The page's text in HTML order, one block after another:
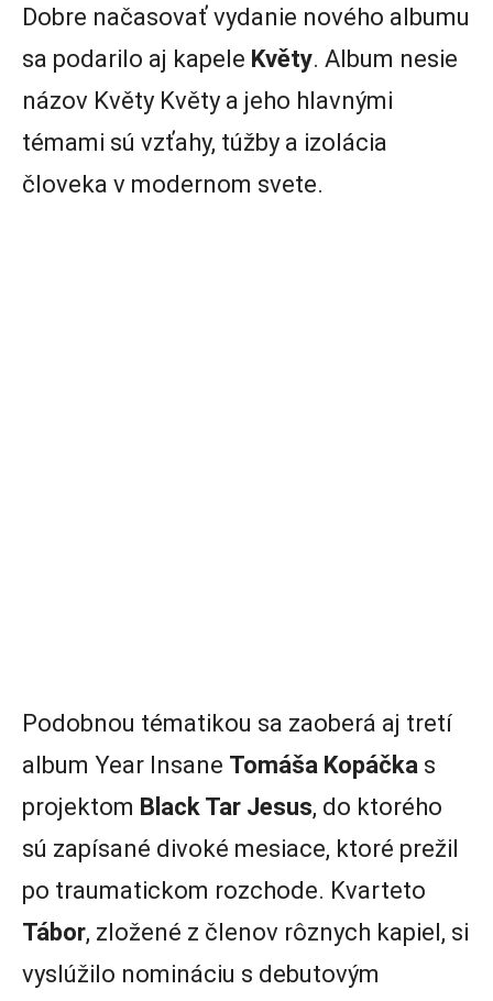
Dobre načasovať vydanie nového albumu
sa podarilo aj kapele Květy. Album nesie
názov Květy Květy a jeho hlavnými
témami sú vzťahy, túžby a izolácia
človeka v modernom svete.
Podobnou tématikou sa zaoberá aj tretí
album Year Insane Tomáša Kopáčka s
projektom Black Tar Jesus, do ktorého
sú zapísané divoké mesiace, ktoré prežil
po traumatickom rozchode. Kvarteto
Tábor, zložené z členov rôznych kapiel, si
vyslúžilo nomináciu s debutovým